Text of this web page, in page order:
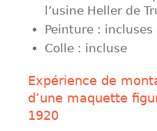
l’usine Heller de
Peinture :
Colle : incluse
Expérience de
d’une maquette
1920